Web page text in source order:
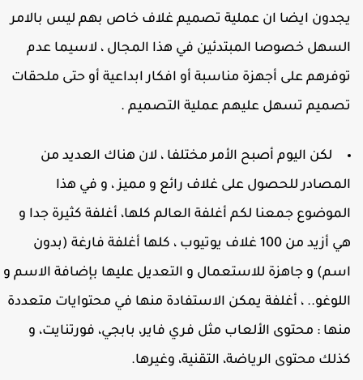
ايضا ان عملية تصميم غلاف خاص بهم ليس بالامر
خصوصا المبتدئين في هذا المجال ، لاسيما عدم
على أجهزة مناسبة أو افكار ابداعية أو حتى ملحقات
تسهل عليهم عملية التصميم .
لكن اليوم أصبح الأمر مختلفا ، لان هناك العديد من
للحصول على غلاف رائع و مميز ، و في هذا
جمعنا لكم أغلفة العالم كلها، أغلفة كثيرة جدا و
هي أزيد من 100 غلاف يوتيوب ، كلها أغلفة فارغة (بدون
و جاهزة للاستعمال و التعديل عليها بإضافة الاسم و
، أغلفة يمكن الاستفادة منها في محتوايات متعددة
: محتوى الألعاب مثل فري فاير، بابجي، فورتنايت، و
محتوى الرياضة، التقنية، وغيرها.